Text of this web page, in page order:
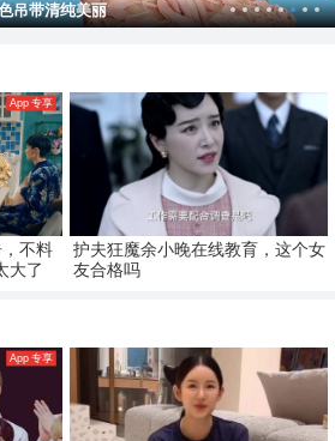
吊带清纯美丽
App 专享
不料
大了
护夫狂魔余小晚在线教育，这个女
友合格吗
App 专享